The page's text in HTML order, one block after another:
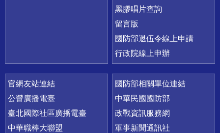
黑膠唱片查詢
留言版
國防部退伍令線上申請
行政院線上申辦
官網友站連結
公營廣播電臺
臺北國際社區廣播電臺
中華職棒大聯盟
國防部相關單位連結
中華民國國防部
政戰資訊服務網
軍事新聞通訊社